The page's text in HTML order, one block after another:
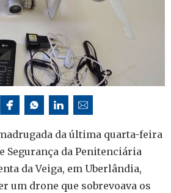
da última quarta-feira
Segurança da Penitenciária
da Veiga, em Uberlândia,
um drone que sobrevoava os